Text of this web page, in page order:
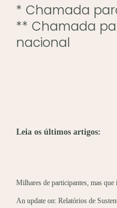
* Chamada
** Chamada
nacional
Leia os últimos artigos:
Milhares de participantes, mas
An update on: Relatórios de